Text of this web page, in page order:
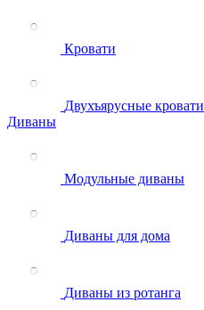
Кровати
Двухъярусные кровати
Диваны
Модульные диваны
Диваны для дома
Диваны из ротанга